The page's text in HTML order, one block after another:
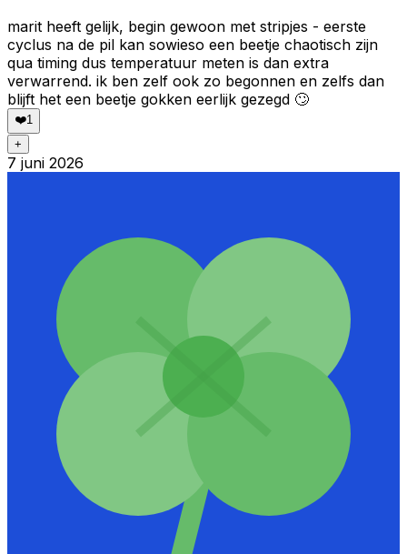
marit heeft gelijk, begin gewoon met stripjes - eerste
cyclus na de pil kan sowieso een beetje chaotisch zijn
qua timing dus temperatuur meten is dan extra
verwarrend. ik ben zelf ook zo begonnen en zelfs dan
blijft het een beetje gokken eerlijk gezegd 🙄
❤️1
+
7 juni 2026